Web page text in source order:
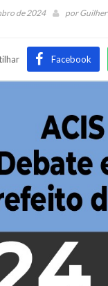
de 2024 por
Facebook